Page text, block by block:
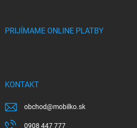
PRIJÍMAME ONLINE PLATBY
KONTAKT
obchod@mobilko.sk
0908 447 777